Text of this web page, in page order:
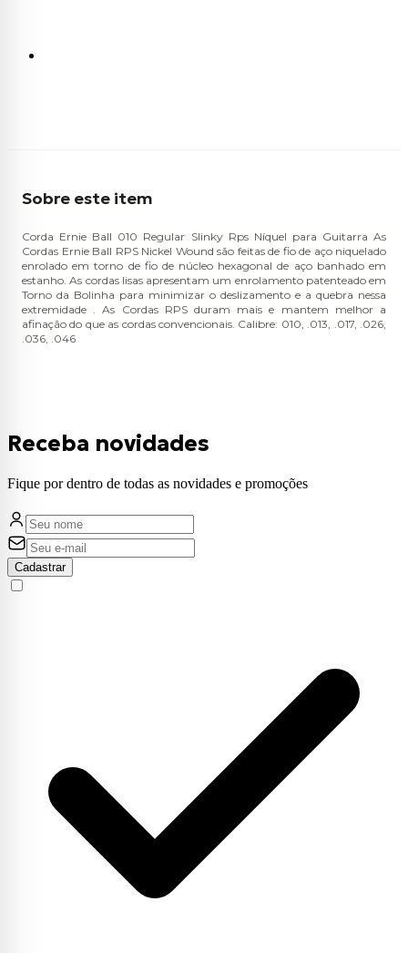
Sobre este item
Corda Ernie Ball 010 Regular Slinky Rps Níquel para Guitarra As
Cordas Ernie Ball RPS Nickel Wound são feitas de fio de aço niquelado
enrolado em torno de fio de núcleo hexagonal de aço banhado em
estanho. As cordas lisas apresentam um enrolamento patenteado em
Torno da Bolinha para minimizar o deslizamento e a quebra nessa
extremidade . As Cordas RPS duram mais e mantem melhor a
afinação do que as cordas convencionais. Calibre: 010, .013, .017, .026,
.036, .046
Receba novidades
Fique por dentro de todas as novidades e promoções
Cadastrar